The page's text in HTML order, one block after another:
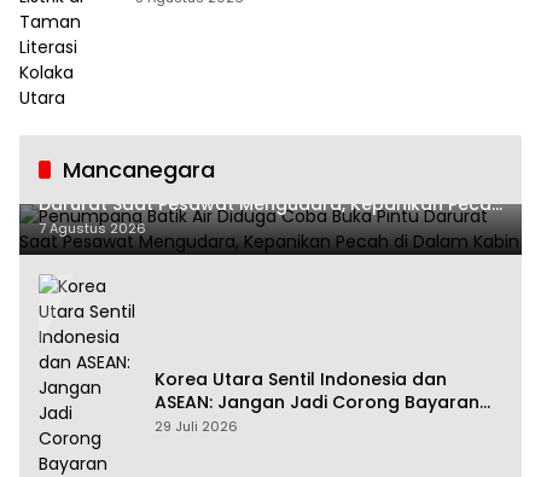
Mancanegara
Penumpang Batik Air Diduga Coba Buka Pintu
Darurat Saat Pesawat Mengudara, Kepanikan Pecah
di Dalam Kabin
7 Agustus 2026
Korea Utara Sentil Indonesia dan
ASEAN: Jangan Jadi Corong Bayaran
Amerika Serikat
29 Juli 2026